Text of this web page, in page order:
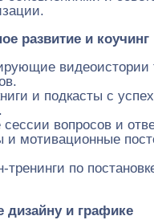
развитие и коучинг
видеоистории
и подкасты с
вопросов и
и мотивационные
тренинги по
дизайну и графике